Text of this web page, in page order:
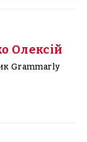
Олексій
Grammarly